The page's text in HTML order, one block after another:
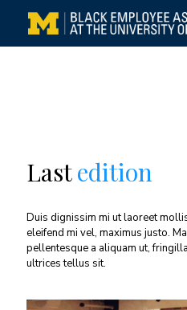
Lastedition
Duis dignissim mi ut laoreet
eleifend mi vel, maximus justo.
pellentesque a aliquam ut,
ultrices tellus sit.